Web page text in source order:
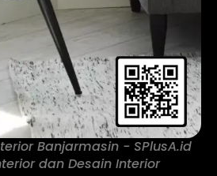
Banjarmasin - SPlusA.id
dan Desain Interior